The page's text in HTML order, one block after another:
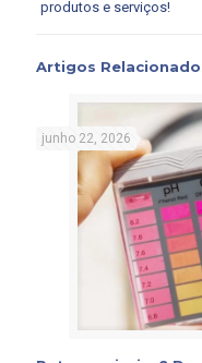
produtos e serviços!
Artigos
junho 22, 2026